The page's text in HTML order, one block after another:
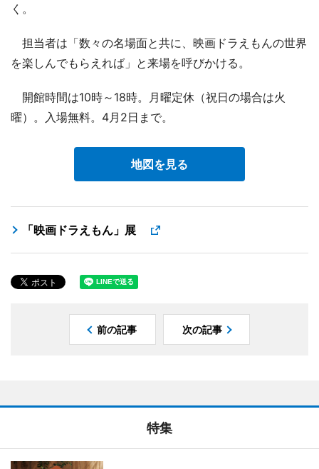
く。
担当者は「数々の名場面と共に、映画ドラえもんの世界
を楽しんでもらえれば」と来場を呼びかける。
開館時間は10時～18時。月曜定休（祝日の場合は火
曜）。入場無料。4月2日まで。
地図を見る
「映画ドラえもん」展
前の記事 次の記事
特集